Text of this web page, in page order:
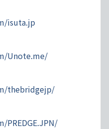
isuta.jp
Unote.me/
thebridgejp/